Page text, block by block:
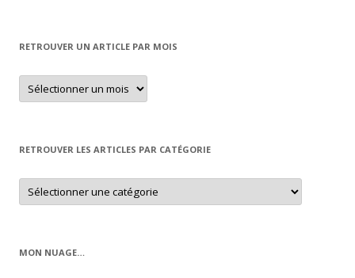
RETROUVER UN ARTICLE PAR MOIS
Retrouver
un
article
RETROUVER LES ARTICLES PAR CATÉGORIE
Retrouver
les
articles
MON NUAGE…